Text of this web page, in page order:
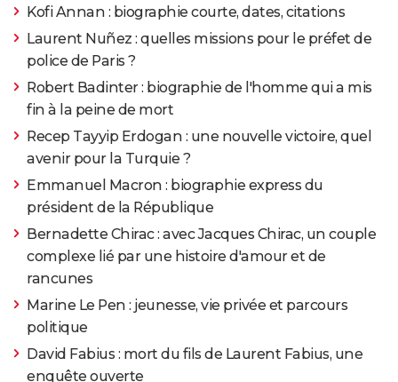
Kofi Annan : biographie courte, dates, citations
Laurent Nuñez : quelles missions pour le préfet de
police de Paris ?
Robert Badinter : biographie de l'homme qui a mis
fin à la peine de mort
Recep Tayyip Erdogan : une nouvelle victoire, quel
avenir pour la Turquie ?
Emmanuel Macron : biographie express du
président de la République
Bernadette Chirac : avec Jacques Chirac, un couple
complexe lié par une histoire d'amour et de
rancunes
Marine Le Pen : jeunesse, vie privée et parcours
politique
David Fabius : mort du fils de Laurent Fabius, une
enquête ouverte